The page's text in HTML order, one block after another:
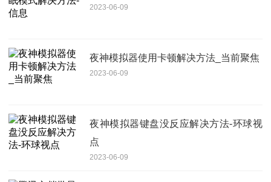
2023-06-09
夜神模拟器使用卡顿解决方法_当前聚焦
2023-06-09
夜神模拟器键盘没反应解决方法-环球视
点
2023-06-09